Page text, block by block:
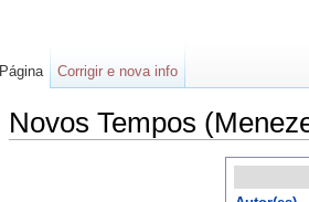
Novos Tempos
Página Corrigir e nova info